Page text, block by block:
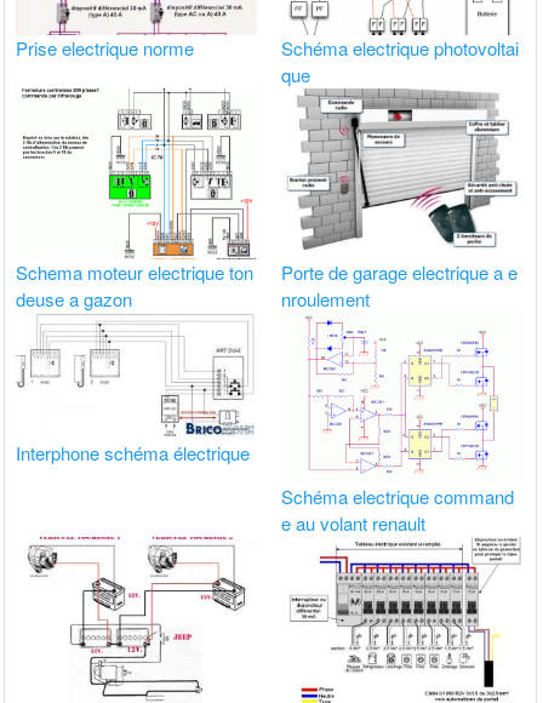
Prise electrique norme
Schéma electrique photovoltai
que
Schema moteur electrique ton
deuse a gazon
Porte de garage electrique a e
nroulement
Interphone schéma électrique
Schéma electrique command
e au volant renault